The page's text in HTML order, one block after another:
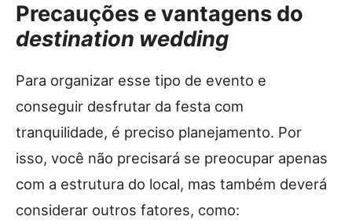
Precauções e vantagens do
destination wedding
Para organizar esse tipo de evento e
conseguir desfrutar da festa com
tranquilidade, é preciso planejamento. Por
isso, você não precisará se preocupar apenas
com a estrutura do local, mas também deverá
considerar outros fatores, como: